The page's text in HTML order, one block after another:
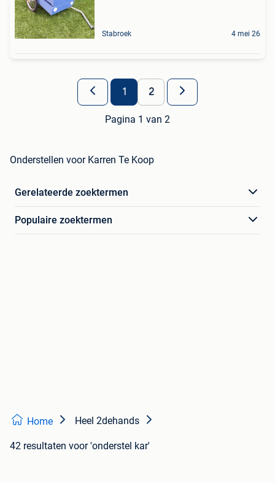
Stabroek 4 mei 26
1 2
Pagina 1 van 2
Onderstellen voor Karren Te Koop
Gerelateerde zoektermen
Populaire zoektermen
Home Heel 2dehands
42 resultaten voor 'onderstel kar'